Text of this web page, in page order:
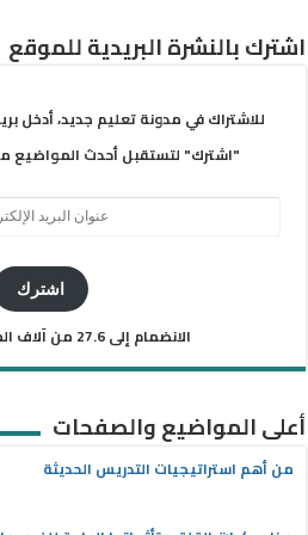
اشترك بالنشرة البريدية للموقع
للاشتراك في مدونة تعليم جديد، أدخل
"اشترك" لتستقبل أحدث المواضيع من
اشترك
الانضمام إلى 27.6 من آلاف المشتركين الآخرين
أعلى المواضيع والصفحات
من أهم استراتيجيات التدريس الحديثة